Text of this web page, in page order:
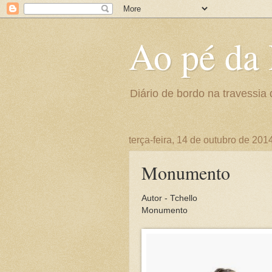
Ao pé
Diário de bordo na travessia
terça-feira, 14 de outubro de
Monumento
Autor - Tchello
Monumento